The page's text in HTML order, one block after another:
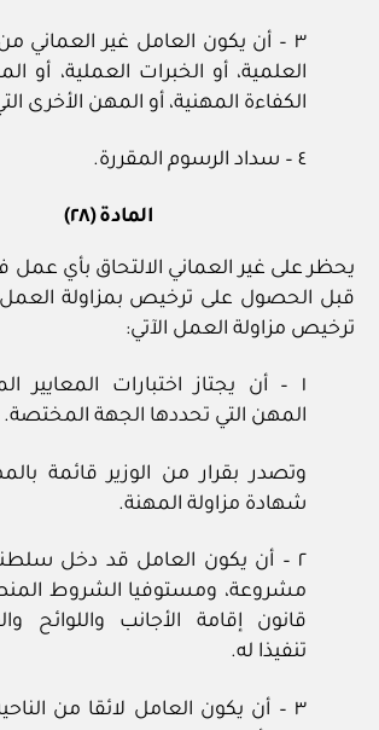
٣ – أن يكون العامل غير العماني
العلمية، أو الخبرات العملية، أو
الكفاءة المهنية، أو المهن الأخرى
٤ – سداد الرسوم المقررة.
المادة (٢٨)
يحظر على غير العماني الالتحاق بأي
قبل الحصول على ترخيص بمزاولة
ترخيص مزاولة العمل الآتي:
١ – ‌أن يجتاز اختبارات المعايير
المهن التي تحددها الجهة المختصة.
وتصدر بقرار من الوزير قائمة
شهادة مزاولة المهنة.
٢ – أن يكون العامل قد دخل
مشروعة، ومستوفيا الشروط
قانون إقامة الأجانب واللوائح
تنفيذا له.
٣ – أن يكون العامل لائقا من